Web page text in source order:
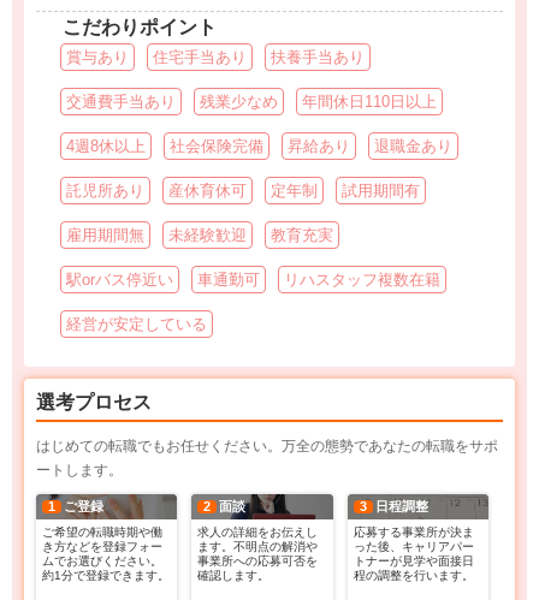
こだわりポイント
賞与あり 住宅手当あり 扶養手当あり
交通費手当あり 残業少なめ 年間休日110日以上
4週8休以上 社会保険完備 昇給あり 退職金あり
託児所あり 産休育休可 定年制 試用期間有
雇用期間無 未経験歓迎 教育充実
駅orバス停近い 車通勤可 リハスタッフ複数在籍
経営が安定している
選考プロセス
はじめての転職でもお任せください。万全の態勢であなたの転職をサポ
ートします。
1 ご登録
ご希望の転職時期や働
き方などを登録フォー
ムでお選びください。
約1分で登録できます。
2 面談
求人の詳細をお伝えし
ます。不明点の解消や
事業所への応募可否を
確認します。
3 日程調整
応募する事業所が決ま
った後、キャリアパー
トナーが見学や面接日
程の調整を行います。